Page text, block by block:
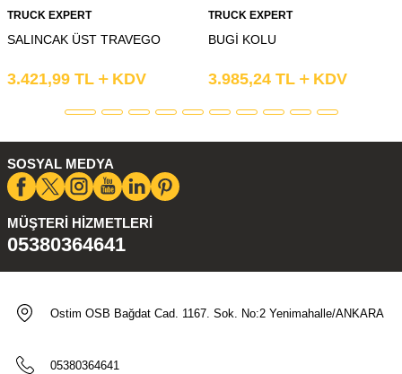
TRUCK EXPERT
SALINCAK ÜST TRAVEGO
3.421,99 TL KDV
TRUCK EXPERT
BUGİ KOLU
3.985,24TL KDV
SOSYAL MEDYA
MÜŞTERI HIZMETLERI
05380364641
Ostim OSB Bağdat Cad. 1167. Sok. No:2 Yenimahalle/ANKARA
05380364641